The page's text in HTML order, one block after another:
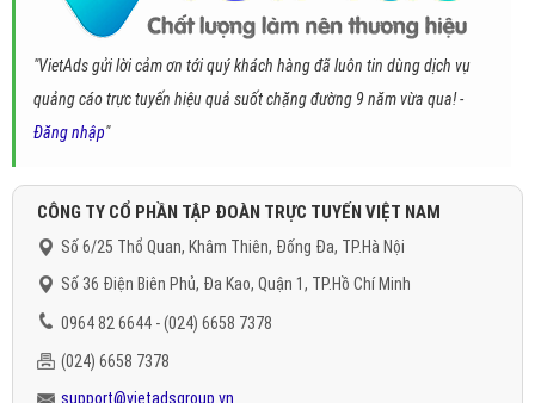
"VietAds gửi lời cảm ơn tới quý khách hàng đã luôn tin dùng dịch vụ
quảng cáo trực tuyến hiệu quả suốt chặng đường 9 năm vừa qua! -
Đăng nhập"
CÔNG TY CỔ PHẦN TẬP ĐOÀN TRỰC TUYẾN VIỆT NAM
Số 6/25 Thổ Quan, Khâm Thiên, Đống Đa, TP.Hà Nội
Số 36 Điện Biên Phủ, Đa Kao, Quận 1, TP.Hồ Chí Minh
0964 82 6644 - (024) 6658 7378
(024) 6658 7378
support@vietadsgroup.vn